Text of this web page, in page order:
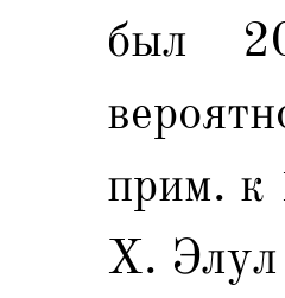
был
прим.
Х. Элул